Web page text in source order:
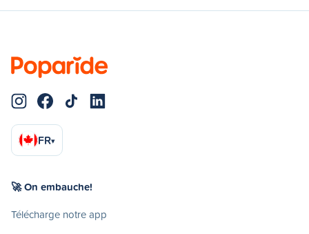
FR▾
🚀 On embauche!
Télécharge notre app